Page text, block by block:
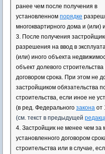
ранее чем после получения в
установленном порядке
многоквартирного дома и (или)
3. После получения
разрешения на ввод в
(или) иного объекта
объект долевого
договором срока. При этом не
застройщиком обязательства
строительства, если иное не
(в ред. Федерального закона от
(см. текст в предыдущей
4. Застройщик не менее чем за
установленного договором
строительства или в случае,